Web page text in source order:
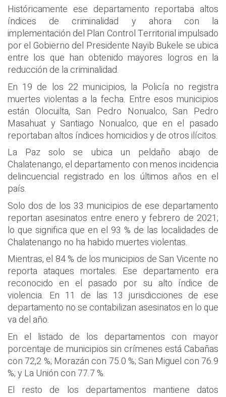
Históricamente ese departamento reportaba altos
índices de criminalidad y ahora con la
implementación del Plan Control Territorial impulsado
por el Gobierno del Presidente Nayib Bukele se ubica
entre los que han obtenido mayores logros en la
reducción de la criminalidad.
En 19 de los 22 municipios, la Policía no registra
muertes violentas a la fecha. Entre esos municipios
están Olocuilta, San Pedro Nonualco, San Pedro
Masahuat y Santiago Nonualco, que en el pasado
reportaban altos índices homicidios y de otros ilícitos.
La Paz solo se ubica un peldaño abajo de
Chalatenango, el departamento con menos incidencia
delincuencial registrado en los últimos años en el
país.
Solo dos de los 33 municipios de ese departamento
reportan asesinatos entre enero y febrero de 2021;
lo que significa que en el 93 % de las localidades de
Chalatenango no ha habido muertes violentas.
Mientras, el 84 % de los municipios de San Vicente no
reporta ataques mortales. Ese departamento era
reconocido en el pasado por su alto índice de
violencia. En 11 de las 13 jurisdicciones de ese
departamento no se contabilizan asesinatos en lo que
va del año.
En el listado de los departamentos con mayor
porcentaje de municipios sin crímenes está Cabañas
con 72,2 %; Morazán con 75.0 %; San Miguel con 76.9
%; y La Unión con 77.7 %.
El resto de los departamentos mantiene datos